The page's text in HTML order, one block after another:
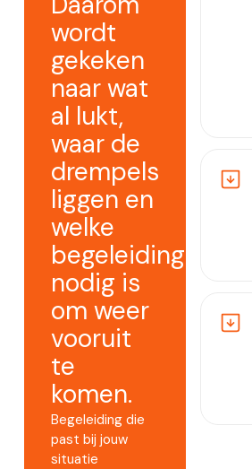
wordt
gekeken
naar wat
al lukt,
waar de
drempels
liggen en
welke
begeleiding
nodig is
om weer
vooruit
te
komen.
Begeleiding die
past bij jouw
situatie